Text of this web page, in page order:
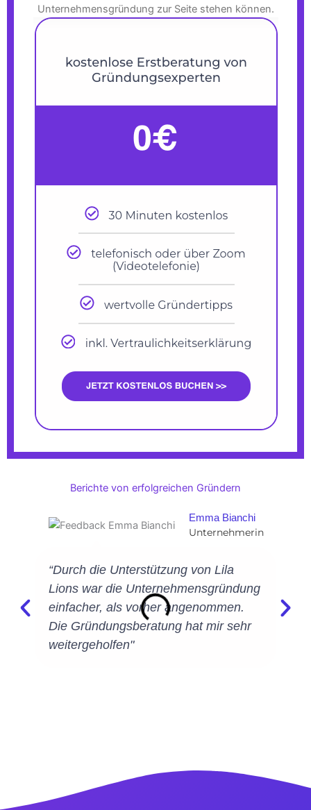
Unternehmensgründung zur Seite stehen können.
Berichte von erfolgreichen Gründern
“Durch die Unterstützung von Lila
Lions war die Unternehmensgründung
einfacher, als vorher angenommen.
Die Gründungsberatung hat mir sehr
weitergeholfen"
Emma Bianchi
Unternehmerin